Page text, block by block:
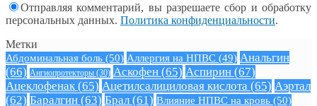
Отправляя комментарий, вы разрешаете сбор и обработку
персональных данных. Политика конфиденциальности.
Метки
Абдоминальная боль (50) Аллергия на НПВС (49) Анальгин
(66) Ангиопротекторы (30) Аскофен (65) Аспирин (67)
Ацеклофенак (65) Ацетилсалициловая кислота (65) Аэртал
(62) Баралгин (63) Брал (61) Влияние НПВС на кровь (50)